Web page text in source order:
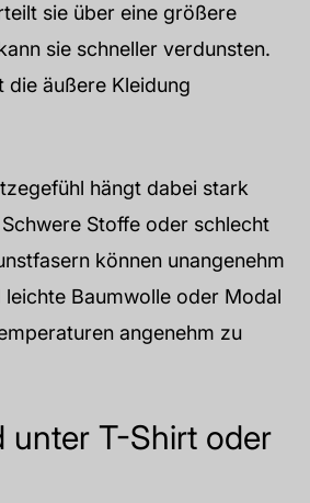
sie über eine größere
sie schneller verdunsten.
die äußere Kleidung
hängt dabei stark
Stoffe oder schlecht
können unangenehm
Baumwolle oder Modal
angenehm zu
unter T-Shirt oder